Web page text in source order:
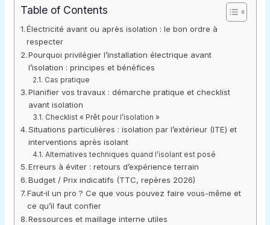
Table of Contents
Électricité avant ou après isolation : le bon ordre à
respecter
Pourquoi privilégier l’installation électrique avant
l’isolation : principes et bénéfices
Cas pratique
Planifier vos travaux : démarche pratique et checklist
avant isolation
Checklist « Prêt pour l’isolation »
Situations particulières : isolation par l’extérieur (ITE) et
interventions après isolant
Alternatives techniques quand l’isolant est posé
Erreurs à éviter : retours d’expérience terrain
Budget / Prix indicatifs (TTC, repères 2026)
Faut‑il un pro ? Ce que vous pouvez faire vous-même et
ce qu’il faut confier
Ressources et maillage interne utiles